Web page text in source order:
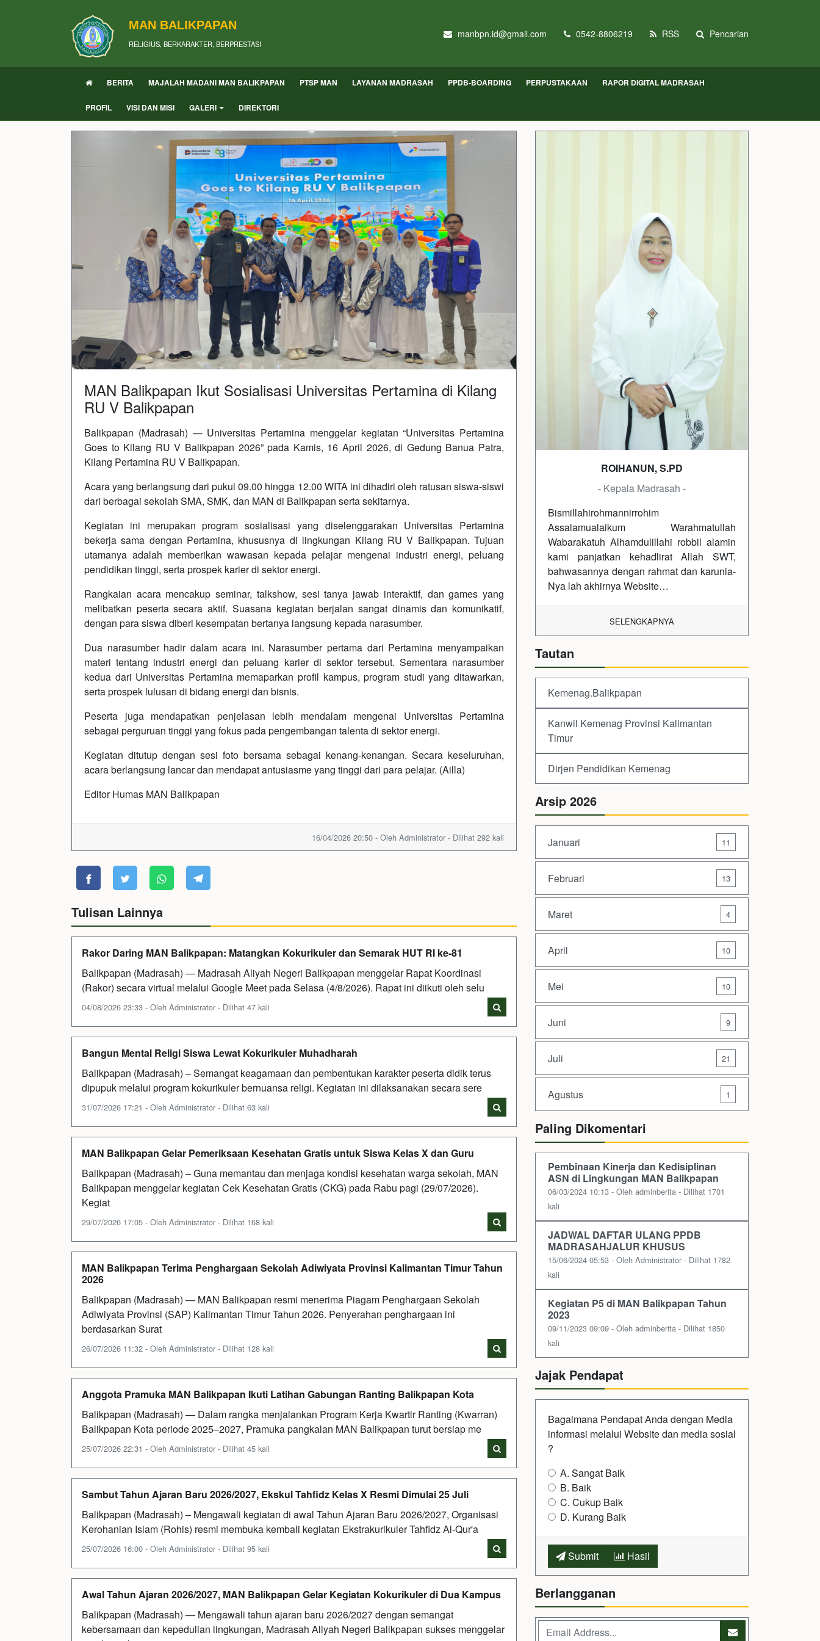
MAN BALIKPAPAN
RELIGIUS, BERKARAKTER, BERPRESTASI
manbpn.id@gmail.com 0542-8806219 RSS Pencarian
BERITA MAJALAH MADANI MAN BALIKPAPAN PTSP MAN LAYANAN MADRASAH PPDB-BOARDING PERPUSTAKAAN RAPOR DIGITAL MADRASAH
PROFIL VISI DAN MISI GALERI DIREKTORI
MAN Balikpapan Ikut Sosialisasi Universitas Pertamina di Kilang
RU V Balikpapan
Balikpapan (Madrasah) — Universitas Pertamina menggelar kegiatan “Universitas Pertamina
Goes to Kilang RU V Balikpapan 2026” pada Kamis, 16 April 2026, di Gedung Banua Patra,
Kilang Pertamina RU V Balikpapan.
Acara yang berlangsung dari pukul 09.00 hingga 12.00 WITA ini dihadiri oleh ratusan siswa-siswi
dari berbagai sekolah SMA, SMK, dan MAN di Balikpapan serta sekitarnya.
Kegiatan ini merupakan program sosialisasi yang diselenggarakan Universitas Pertamina
bekerja sama dengan Pertamina, khususnya di lingkungan Kilang RU V Balikpapan. Tujuan
utamanya adalah memberikan wawasan kepada pelajar mengenai industri energi, peluang
pendidikan tinggi, serta prospek karier di sektor energi.
Rangkaian acara mencakup seminar, talkshow, sesi tanya jawab interaktif, dan games yang
melibatkan peserta secara aktif. Suasana kegiatan berjalan sangat dinamis dan komunikatif,
dengan para siswa diberi kesempatan bertanya langsung kepada narasumber.
Dua narasumber hadir dalam acara ini. Narasumber pertama dari Pertamina menyampaikan
materi tentang industri energi dan peluang karier di sektor tersebut. Sementara narasumber
kedua dari Universitas Pertamina memaparkan profil kampus, program studi yang ditawarkan,
serta prospek lulusan di bidang energi dan bisnis.
Peserta juga mendapatkan penjelasan lebih mendalam mengenai Universitas Pertamina
sebagai perguruan tinggi yang fokus pada pengembangan talenta di sektor energi.
Kegiatan ditutup dengan sesi foto bersama sebagai kenang-kenangan. Secara keseluruhan,
acara berlangsung lancar dan mendapat antusiasme yang tinggi dari para pelajar. (Ailla)
Editor Humas MAN Balikpapan
16/04/2026 20:50 - Oleh Administrator - Dilihat 292 kali
Tulisan Lainnya
Rakor Daring MAN Balikpapan: Matangkan Kokurikuler dan Semarak HUT RI ke-81
Balikpapan (Madrasah) — Madrasah Aliyah Negeri Balikpapan menggelar Rapat Koordinasi
(Rakor) secara virtual melalui Google Meet pada Selasa (4/8/2026). Rapat ini diikuti oleh selu
04/08/2026 23:33 - Oleh Administrator - Dilihat 47 kali
Bangun Mental Religi Siswa Lewat Kokurikuler Muhadharah
Balikpapan (Madrasah) – Semangat keagamaan dan pembentukan karakter peserta didik terus
dipupuk melalui program kokurikuler bernuansa religi. Kegiatan ini dilaksanakan secara sere
31/07/2026 17:21 - Oleh Administrator - Dilihat 63 kali
MAN Balikpapan Gelar Pemeriksaan Kesehatan Gratis untuk Siswa Kelas X dan Guru
Balikpapan (Madrasah) – Guna memantau dan menjaga kondisi kesehatan warga sekolah, MAN
Balikpapan menggelar kegiatan Cek Kesehatan Gratis (CKG) pada Rabu pagi (29/07/2026).
Kegiat
29/07/2026 17:05 - Oleh Administrator - Dilihat 168 kali
MAN Balikpapan Terima Penghargaan Sekolah Adiwiyata Provinsi Kalimantan Timur Tahun
2026
Balikpapan (Madrasah) — MAN Balikpapan resmi menerima Piagam Penghargaan Sekolah
Adiwiyata Provinsi (SAP) Kalimantan Timur Tahun 2026. Penyerahan penghargaan ini
berdasarkan Surat
26/07/2026 11:32 - Oleh Administrator - Dilihat 128 kali
Anggota Pramuka MAN Balikpapan Ikuti Latihan Gabungan Ranting Balikpapan Kota
Balikpapan (Madrasah) — Dalam rangka menjalankan Program Kerja Kwartir Ranting (Kwarran)
Balikpapan Kota periode 2025–2027, Pramuka pangkalan MAN Balikpapan turut bersiap me
25/07/2026 22:31 - Oleh Administrator - Dilihat 45 kali
Sambut Tahun Ajaran Baru 2026/2027, Ekskul Tahfidz Kelas X Resmi Dimulai 25 Juli
Balikpapan (Madrasah) – Mengawali kegiatan di awal Tahun Ajaran Baru 2026/2027, Organisasi
Kerohanian Islam (Rohis) resmi membuka kembali kegiatan Ekstrakurikuler Tahfidz Al-Qur'a
25/07/2026 16:00 - Oleh Administrator - Dilihat 95 kali
Awal Tahun Ajaran 2026/2027, MAN Balikpapan Gelar Kegiatan Kokurikuler di Dua Kampus
Balikpapan (Madrasah) — Mengawali tahun ajaran baru 2026/2027 dengan semangat
kebersamaan dan kepedulian lingkungan, Madrasah Aliyah Negeri Balikpapan sukses menggelar
ROIHANUN, S.PD
- Kepala Madrasah -
Bismillahirohmannirrohim
Assalamualaikum Warahmatullah
Wabarakatuh Alhamdulillahi robbil alamin
kami panjatkan kehadlirat Allah SWT,
bahwasannya dengan rahmat dan karunia-
Nya lah akhirnya Website…
SELENGKAPNYA
Tautan
Kemenag.Balikpapan
Kanwil Kemenag Provinsi Kalimantan
Timur
Dirjen Pendidikan Kemenag
Arsip 2026
Januari 11
Februari 13
Maret 4
April 10
Mei 10
Juni 9
Juli 21
Agustus 1
Paling Dikomentari
Pembinaan Kinerja dan Kedisiplinan
ASN di Lingkungan MAN Balikpapan
06/03/2024 10:13 - Oleh adminberita - Dilihat 1701
kali
JADWAL DAFTAR ULANG PPDB
MADRASAHJALUR KHUSUS
15/06/2024 05:53 - Oleh Administrator - Dilihat 1782
kali
Kegiatan P5 di MAN Balikpapan Tahun
2023
09/11/2023 09:09 - Oleh adminberita - Dilihat 1850
kali
Jajak Pendapat
Bagaimana Pendapat Anda dengan Media
informasi melalui Website dan media sosial
?
A. Sangat Baik
B. Baik
C. Cukup Baik
D. Kurang Baik
Submit Hasil
Berlangganan